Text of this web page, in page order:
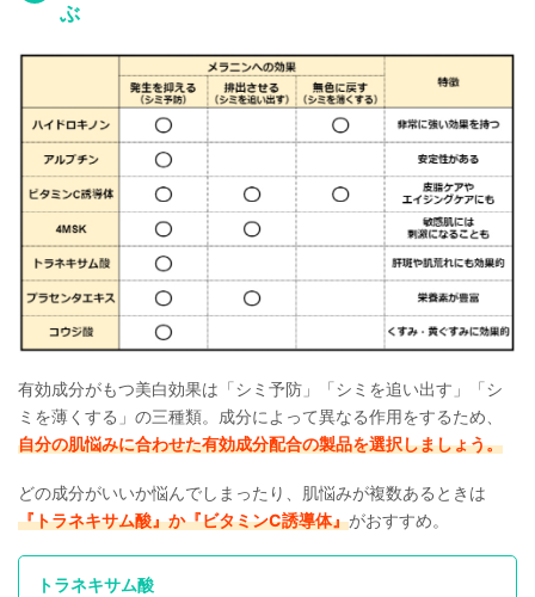
ぶ
有効成分がもつ美白効果は「シミ予防」「シミを追い出す」「シ
ミを薄くする」の三種類。成分によって異なる作用をするため、
自分の肌悩みに合わせた有効成分配合の製品を選択しましょう。
どの成分がいいか悩んでしまったり、肌悩みが複数あるときは
『トラネキサム酸』か『ビタミンC誘導体』がおすすめ。
トラネキサム酸